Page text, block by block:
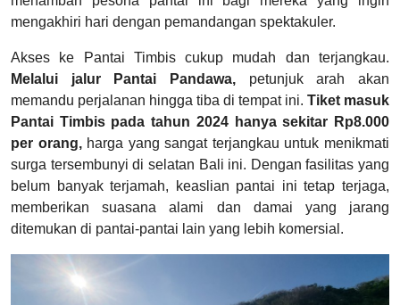
mengakhiri hari dengan pemandangan spektakuler.
Akses ke Pantai Timbis cukup mudah dan terjangkau.
Melalui jalur Pantai Pandawa, petunjuk arah akan
memandu perjalanan hingga tiba di tempat ini. Tiket masuk
Pantai Timbis pada tahun 2024 hanya sekitar Rp8.000
per orang,harga yang sangat terjangkau untuk menikmati
surga tersembunyi di selatan Bali ini. Dengan fasilitas yang
belum banyak terjamah, keaslian pantai ini tetap terjaga,
memberikan suasana alami dan damai yang jarang
ditemukan di pantai-pantai lain yang lebih komersial.